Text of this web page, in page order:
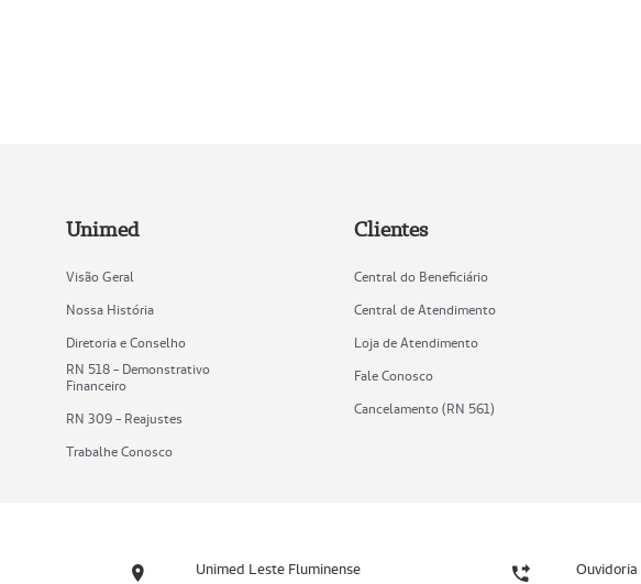
Unimed
Visão Geral
Nossa História
Diretoria e Conselho
RN 518 - Demonstrativo
Financeiro
RN 309 - Reajustes
Trabalhe Conosco
Clientes
Central do Beneficiário
Central de Atendimento
Loja de Atendimento
Fale Conosco
Cancelamento (RN 561)
Unimed Leste Fluminense Ouvidoria